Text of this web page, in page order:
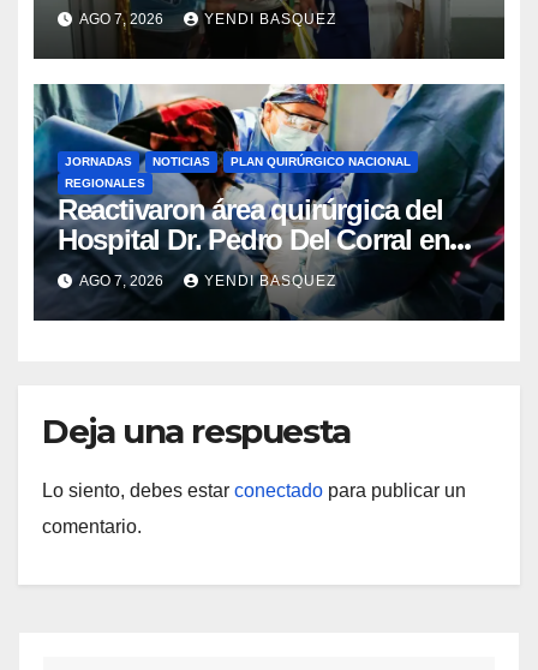
del Aeropuerto ​Inauguraron
Rincón
AGO 7, 2026 YENDI BASQUEZ
JORNADAS NOTICIAS
PLAN QUIRÚRGICO NACIONAL
REGIONALES
Reactivaron área quirúrgica del
Hospital Dr. Pedro Del Corral en
Guárico
AGO 7, 2026 YENDI BASQUEZ
Deja una respuesta
Lo siento, debes estar conectado para publicar un
comentario.